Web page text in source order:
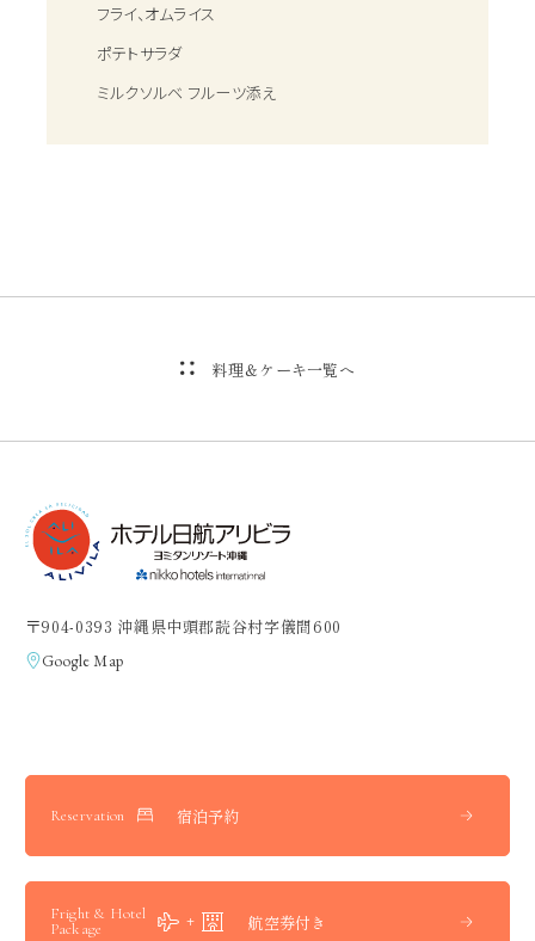
フライ、オムライス
ポテトサラダ
ミルクソルベ フルーツ添え
料理＆ケーキ一覧へ
〒904-0393 沖縄県中頭郡読谷村字儀間600
Google Map
Reservation 宿泊予約
Fright & Hotel
Package
航空券付き